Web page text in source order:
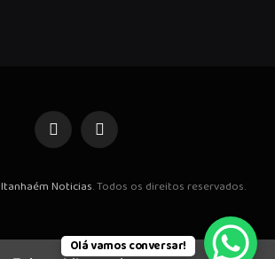
FacebookInstagram
Itanhaém Noticias. Todos os direitos reservados.
Olá vamos conversar!